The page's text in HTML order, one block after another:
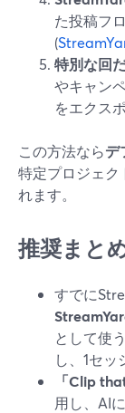
た投稿フ
(
特別な回
やキャン
をエクス
この方法ならデ
特定プロジェク
れます。
推奨まと
すでに
として使
し、1セッ
「Clip
用し、AI